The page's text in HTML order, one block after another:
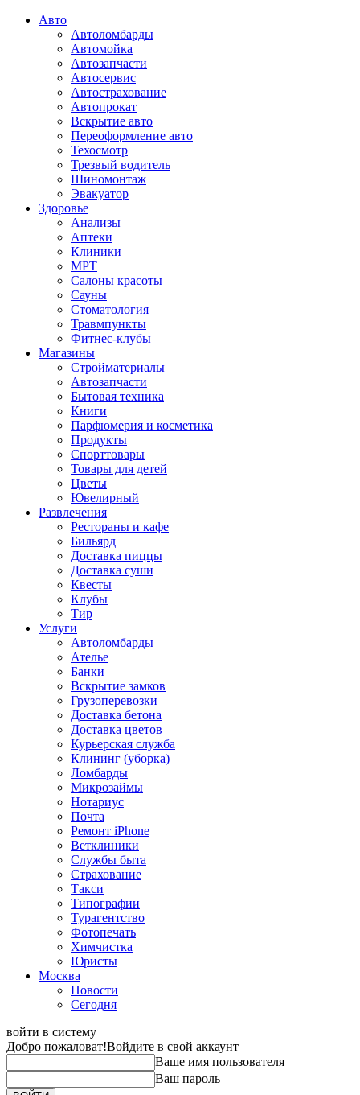
Авто
Автоломбарды
Автомойка
Автозапчасти
Автосервис
Автострахование
Автопрокат
Вскрытие авто
Переоформление авто
Техосмотр
Трезвый водитель
Шиномонтаж
Эвакуатор
Здоровье
Анализы
Аптеки
Клиники
МРТ
Салоны красоты
Сауны
Стоматология
Травмпункты
Фитнес-клубы
Магазины
Стройматериалы
Автозапчасти
Бытовая техника
Книги
Парфюмерия и косметика
Продукты
Спорттовары
Товары для детей
Цветы
Ювелирный
Развлечения
Рестораны и кафе
Бильярд
Доставка пиццы
Доставка суши
Квесты
Клубы
Тир
Услуги
Автоломбарды
Ателье
Банки
Вскрытие замков
Грузоперевозки
Доставка бетона
Доставка цветов
Курьерская служба
Клининг (уборка)
Ломбарды
Микрозаймы
Нотариус
Почта
Ремонт iPhone
Ветклиники
Службы быта
Страхование
Такси
Типографии
Турагентство
Фотопечать
Химчистка
Юристы
Москва
Новости
Сегодня
войти в систему
Добро пожаловат!Войдите в свой аккаунт
Ваше имя пользователя
Ваш пароль